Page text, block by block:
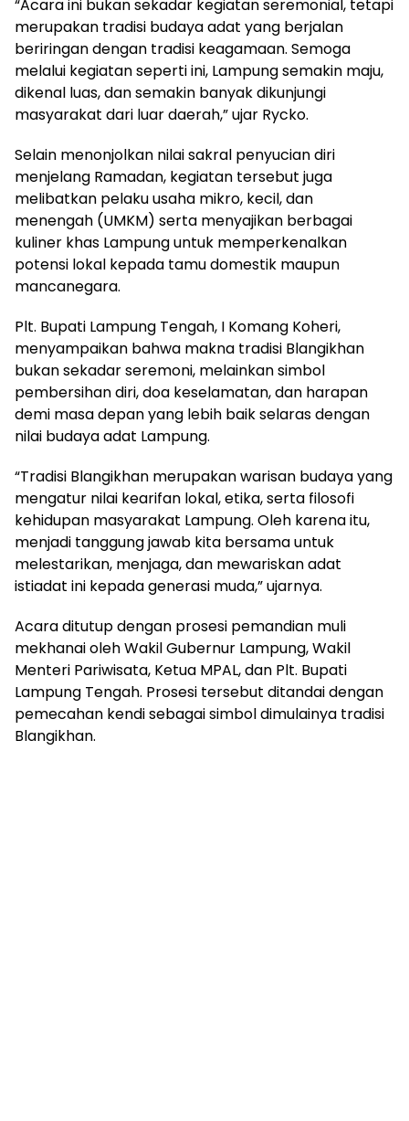
“Acara ini bukan sekadar kegiatan seremonial, tetapi
merupakan tradisi budaya adat yang berjalan
beriringan dengan tradisi keagamaan. Semoga
melalui kegiatan seperti ini, Lampung semakin maju,
dikenal luas, dan semakin banyak dikunjungi
masyarakat dari luar daerah,” ujar Rycko.
Selain menonjolkan nilai sakral penyucian diri
menjelang Ramadan, kegiatan tersebut juga
melibatkan pelaku usaha mikro, kecil, dan
menengah (UMKM) serta menyajikan berbagai
kuliner khas Lampung untuk memperkenalkan
potensi lokal kepada tamu domestik maupun
mancanegara.
Plt. Bupati Lampung Tengah, I Komang Koheri,
menyampaikan bahwa makna tradisi Blangikhan
bukan sekadar seremoni, melainkan simbol
pembersihan diri, doa keselamatan, dan harapan
demi masa depan yang lebih baik selaras dengan
nilai budaya adat Lampung.
“Tradisi Blangikhan merupakan warisan budaya yang
mengatur nilai kearifan lokal, etika, serta filosofi
kehidupan masyarakat Lampung. Oleh karena itu,
menjadi tanggung jawab kita bersama untuk
melestarikan, menjaga, dan mewariskan adat
istiadat ini kepada generasi muda,” ujarnya.
Acara ditutup dengan prosesi pemandian muli
mekhanai oleh Wakil Gubernur Lampung, Wakil
Menteri Pariwisata, Ketua MPAL, dan Plt. Bupati
Lampung Tengah. Prosesi tersebut ditandai dengan
pemecahan kendi sebagai simbol dimulainya tradisi
Blangikhan.